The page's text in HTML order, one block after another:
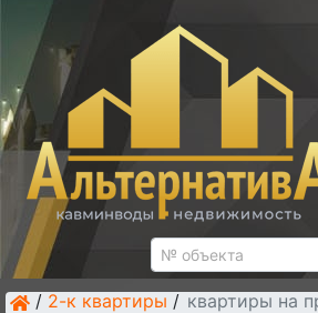
/ 2-к квартиры /